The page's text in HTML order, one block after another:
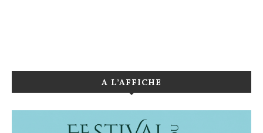
A L’AFFICHE